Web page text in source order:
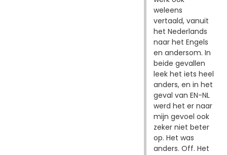
weleens
vertaald, vanuit
het Nederlands
naar het Engels
en andersom. In
beide gevallen
leek het iets heel
anders, en in het
geval van EN-NL
werd het er naar
mijn gevoel ook
zeker niet beter
op. Het was
anders. Off. Het